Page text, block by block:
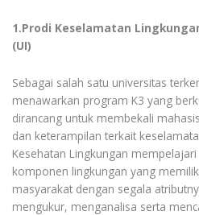
1.Prodi Keselamatan
(UI)
Sebagai salah satu universitas
menawarkan program K3 yang
dirancang untuk membekali
dan keterampilan terkait
Kesehatan Lingkungan
komponen lingkungan yang
masyarakat dengan segala
mengukur, menganalisa serta